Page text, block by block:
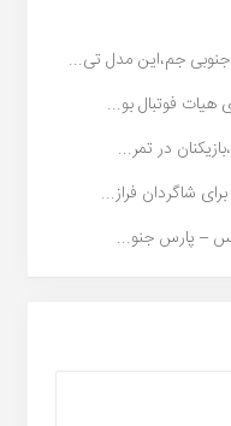
جم،این مدل تی...
در تمر...
شاگردان فراز...
– پارس جنو...